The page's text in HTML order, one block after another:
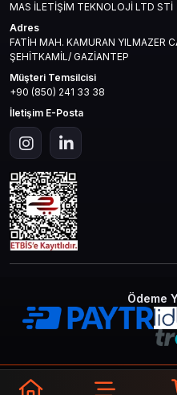
MAS İLETİŞİM TEKNOLOJİ LTD STİ
Adres
FATİH MAH. KAMURAN YILMAZER
ŞEHİTKAMİL/ GAZİANTEP
Müşteri Temsilcisi
+90 (850) 241 33 38
İletişim E-Posta
Ödeme
© 2026
Saklıdır.